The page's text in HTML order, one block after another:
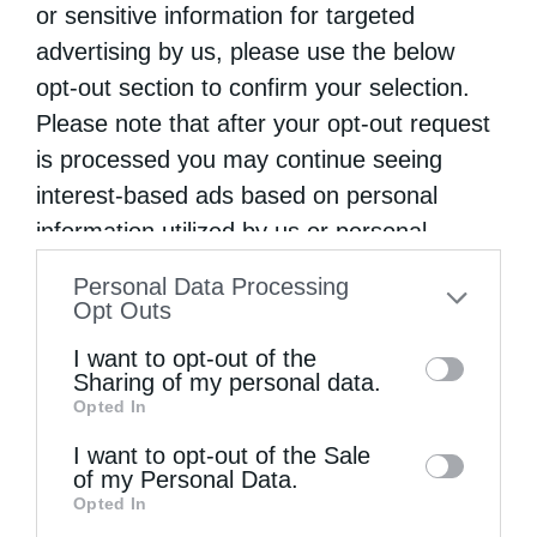
or sensitive information for targeted
advertising by us, please use the below
opt-out section to confirm your selection.
Please note that after your opt-out request
is processed you may continue seeing
interest-based ads based on personal
information utilized by us or personal
to your opt-out. You may separately opt-out
information by third parties on the IAB’s list
of downstream participants. This
information may also be disclosed by us to
third parties on theIAB’s List of
Downstream Participants
Personal Data Processing
Opt Outs
I want to opt-out of the
Sharing of my personal data.
Opted In
I want to opt-out of the Sale
of my Personal Data.
Opted In
Ι.Ν. Προφήτου Ηλία Κόρμπι Βάρης, της Ι. Μ.
Γλυφάδας Ε. Β. Β. & Β. Αγαπητοί μου
Αναγνώστες την ώρα που γράφονται αυτές
οι γραμμές, έχει περάσει …